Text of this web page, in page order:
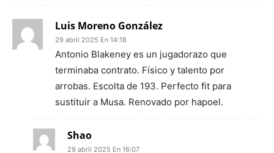
Luis Moreno González
29 abril 2025 En 14:18
Antonio Blakeney es un jugadorazo que
terminaba contrato. Físico y talento por
arrobas. Escolta de 193. Perfecto fit para
sustituir a Musa. Renovado por hapoel.
Shao
29 abril 2025 En 16:07